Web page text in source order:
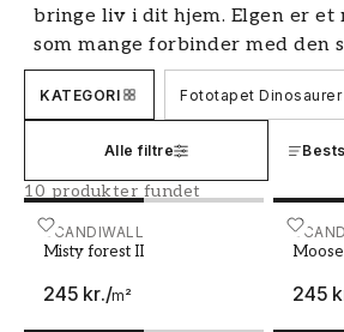
bringe liv i dit hjem. Elgen er et
som mange forbinder med den
Med en realistisk
rum til et roligt sted, hvor du
bruge en vægmaleri med
en unik og personlig indretning.
Skab en naturlig følelse
fototapet
KATEGORI Fototapet Dinosaurer
Alle filtre
10 produkter fundet
SCANDIWALL
Misty forest II
245 kr./m²
Misty forest II
245